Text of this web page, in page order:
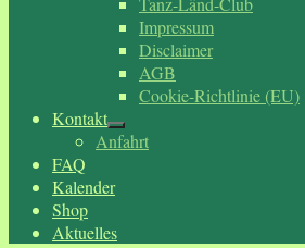
Impressum
Disclaimer
AGB
Cookie-Richtlinie (EU)
Kontakt
Anfahrt
FAQ
Kalender
Shop
Aktuelles